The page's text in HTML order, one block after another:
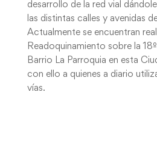
desarrollo de la red vial
las distintas calles y avenidas
Actualmente se encuentran
Readoquinamiento sobre la
Barrio La Parroquia en esta
con ello a quienes a diario
vías.